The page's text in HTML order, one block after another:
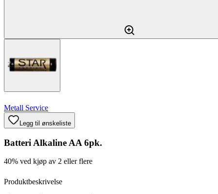
Metall Service
Legg til ønskeliste
Batteri Alkaline AA 6pk.
40% ved kjøp av 2 eller flere
Produktbeskrivelse